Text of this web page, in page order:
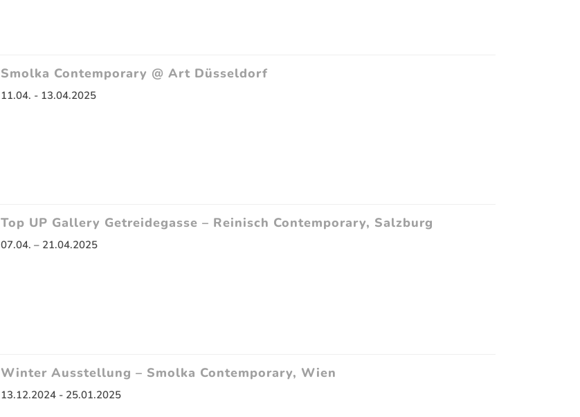
Smolka Contemporary @ Art Düsseldorf
11.04. - 13.04.2025
Top UP Gallery Getreidegasse – Reinisch Contemporary, Salzburg
07.04. – 21.04.2025
Winter Ausstellung – Smolka Contemporary, Wien
13.12.2024 - 25.01.2025